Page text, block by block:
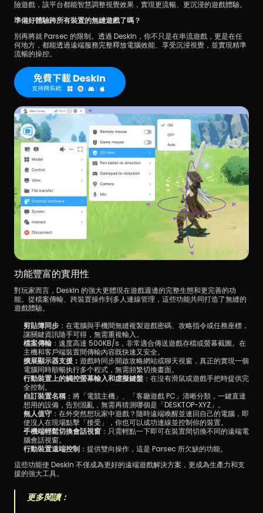
險遊戲，該平台都能智慧調整視覺效果，實現更流暢、更沉浸的遊戲體驗。
準備好體驗跨所有裝置的無縫遊戲了嗎？
別再將就 Parsec 的限制。透過 DeskIn，你不只是在串流遊戲，更是在任
何地方，都能透過遠端服務完整釋放電腦效能、享受沉浸視覺，並實現精準
流暢的操控。
功能豐富的實用性
對玩家而言，DeskIn 的強大更體現在遊戲週邊的完整生態和更完善的功
能。從檔案傳輸、跨裝置操作到多人連線管理，這些功能共同打造了無縫的
遊戲體驗。
剪貼簿同步 ：在電腦與手機間無縫複製遊戲密碼、攻略指令或任務座標，
讓關鍵資訊隨手可得，無需重複輸入。
檔案傳輸 ：速度高達 500KB/s，非常適合傳送遊戲存檔或螢幕截圖。在
主機和客戶端裝置間傳輸內容既快速又安全。
擴展顯示器支援： 遊戲時同步開啟攻略網站或聊天視窗，真正的實現一個
電腦同時順暢执行多个程式，無需頻繁切換畫面。
行動裝置上的觸控螢幕輸入和虛擬鍵盤 ：在沒有滑鼠或遊戲手把時提供完
全控制。
自訂裝置名稱 ：將「電競主機」、「客廳遊戲 PC」清晰分類，一鍵直達
想用的設備，告別混亂，無需再猜測哪個是「DESKTOP-XYZ」。
無人值守 ：在外突然想玩家中遊戲？隨時遠端喚醒並連回自己的電腦，即
使沒人在現場點擊「接受」，你也可以成功連線並控制你的裝置。
手機端輕鬆切換會話視窗 ：只需輕點一下即可在裝置間切換不同的遠端電
腦會話視窗。
行動裝置遠端控制 ：提供雙向操作，這是 Parsec 所欠缺的功能。
這些功能使 DeskIn 不僅成為更好的遠端遊戲解決方案，更成為生產力和支
援的強大工具。
更多閱讀：